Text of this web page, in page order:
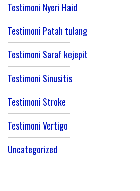
Testimoni Nyeri Haid
Testimoni Patah tulang
Testimoni Saraf kejepit
Testimoni Sinusitis
Testimoni Stroke
Testimoni Vertigo
Uncategorized